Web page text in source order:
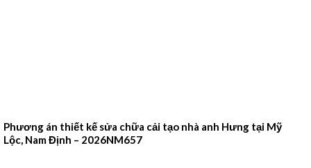
Phương án thiết kế sửa chữa cải tạo nhà anh Hưng tại Mỹ
Lộc, Nam Định – 2026NM657